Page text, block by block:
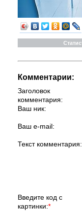
Комментарии:
Заголовок
комментария:
Ваш ник:
Ваш e-mail:
Текст комментария:
Введите код с
картинки:*